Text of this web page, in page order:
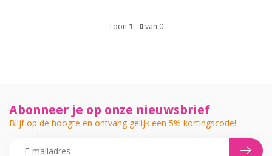
Toon 1 - 0van 0
Abonneer je op onze nieuwsbrief
Blijf op de hoogte en ontvang gelijk een 5% kortingscode!